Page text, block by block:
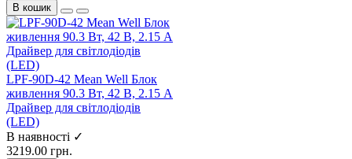
В кошик
LPF-90D-42 Mean Well Блок
живлення 90.3 Вт, 42 В, 2.15 А
Драйвер для світлодіодів
(LED)
В наявності ✓
3219.00 грн.